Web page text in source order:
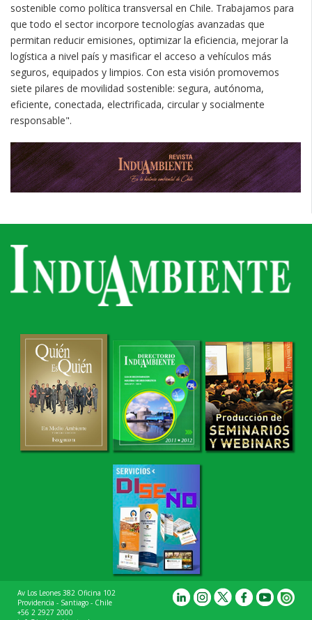
sostenible como política transversal en Chile. Trabajamos para
que todo el sector incorpore tecnologías avanzadas que
permitan reducir emisiones, optimizar la eficiencia, mejorar la
logística a nivel país y masificar el acceso a vehículos más
seguros, equipados y limpios. Con esta visión promovemos
siete pilares de movilidad sostenible: segura, autónoma,
eficiente, conectada, electrificada, circular y socialmente
responsable".
Av Los Leones 382 Oficina 102
Providencia - Santiago - Chile
+56 2 2927 2000